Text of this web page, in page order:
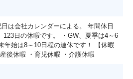
は会社カレンダーによる。 年間休日
123日の休暇です。 ・GW、夏季は4～6
年始は8～10日程の連休です！ 【休暇
後休暇 ・育児休暇 ・介護休暇